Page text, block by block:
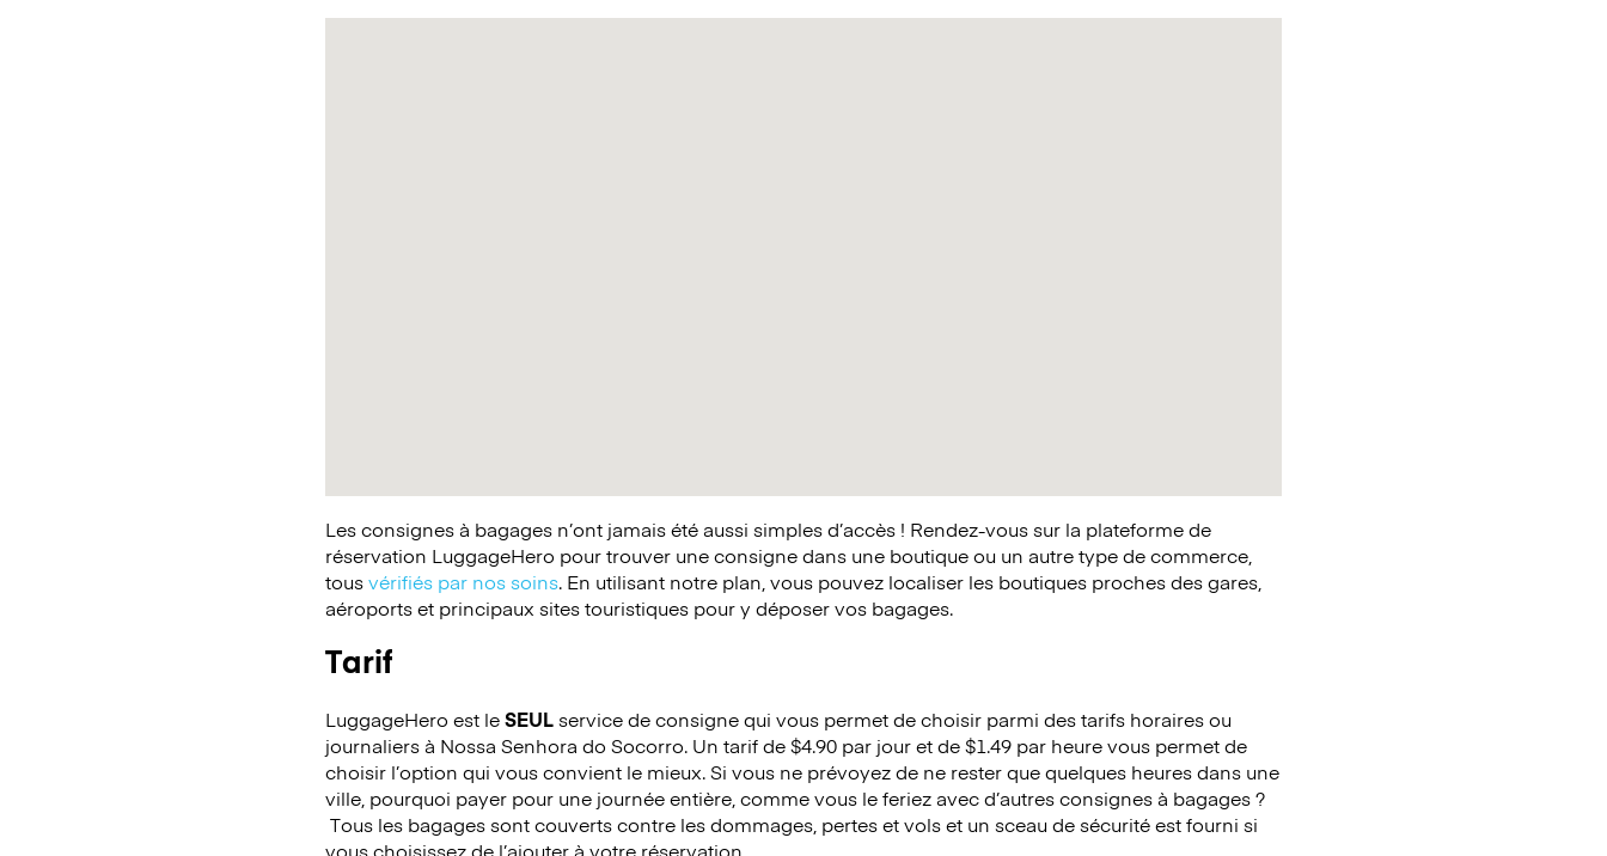
Les consignes à bagages n’ont jamais été aussi simples d’accès ! Rendez-vous sur la plateforme de
réservation LuggageHero pour trouver une consigne dans une boutique ou un autre type de commerce,
tousvérifiés par nos soins. En utilisant notre plan, vous pouvez localiser les boutiques proches des gares,
aéroports et principaux sites touristiques pour y déposer vos bagages.
Tarif
LuggageHero est leSEULservice de consigne qui vous permet de choisir parmi des tarifs horaires ou
journaliers à Nossa Senhora do Socorro. Un tarif de $4.90 par jour et de $1.49 par heure vous permet de
choisir l’option qui vous convient le mieux. Si vous ne prévoyez de ne rester que quelques heures dans une
ville, pourquoi payer pour une journée entière, comme vous le feriez avec d’autres consignes à bagages ?
Tous les bagages sont couverts contre les dommages, pertes et vols et un sceau de sécurité est fourni si
vous choisissez de l’ajouter à votre réservation.